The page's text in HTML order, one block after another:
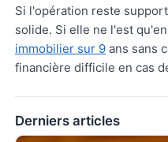
Si l'opération reste
solide. Si elle ne l'est
immobilier sur 9 ans sans
financière difficile en cas
Derniers articles